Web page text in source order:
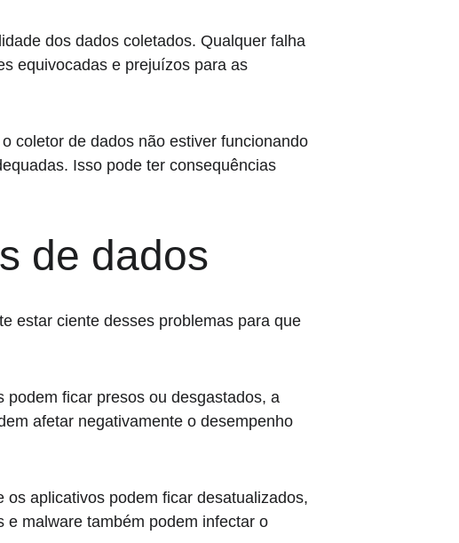
dos dados coletados. Qualquer falha
equivocadas e prejuízos para as
coletor de dados não estiver funcionando
Isso pode ter consequências
de dados
estar ciente desses problemas para que
ficar presos ou desgastados, a
afetar negativamente o desempenho
aplicativos podem ficar desatualizados,
malware também podem infectar o